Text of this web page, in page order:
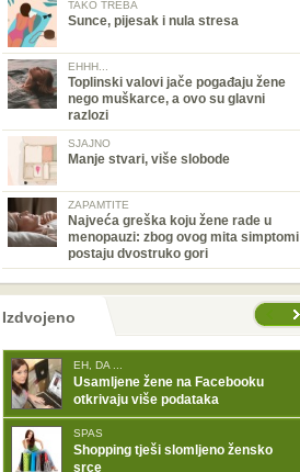
TAKO TREBA
Sunce, pijesak i nula stresa
EHHH...
Toplinski valovi jače pogađaju žene
nego muškarce, a ovo su glavni
razlozi
SJAJNO
Manje stvari, više slobode
ZAPAMTITE
Najveća greška koju žene rade u
menopauzi: zbog ovog mita simptomi
postaju dvostruko gori
stranice
Izdvojeno
EH, DA ...
Usamljene žene na Facebooku
otkrivaju više podataka
SPAS
Shopping tješi slomljeno žensko
srce